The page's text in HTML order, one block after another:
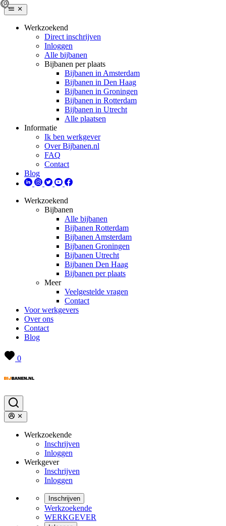
Werkzoekend
Direct inschrijven
Inloggen
Alle bijbanen
Bijbanen per plaats
Bijbanen in Amsterdam
Bijbanen in Den Haag
Bijbanen in Groningen
Bijbanen in Rotterdam
Bijbanen in Utrecht
Alle plaatsen
Informatie
Ik ben werkgever
Over Bijbanen.nl
FAQ
Contact
Blog
Werkzoekend
Bijbanen
Alle bijbanen
Bijbanen Rotterdam
Bijbanen Amsterdam
Bijbanen Groningen
Bijbanen Utrecht
Bijbanen Den Haag
Bijbanen per plaats
Meer
Veelgestelde vragen
Contact
Voor werkgevers
Over ons
Contact
Blog
0
Werkzoekende
Inschrijven
Inloggen
Werkgever
Inschrijven
Inloggen
Inschrijven
Werkzoekende
WERKGEVER